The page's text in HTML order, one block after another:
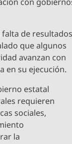
falta de
que algunos
avanzan con
en su ejecución.
estatal
requieren
sociales,
la